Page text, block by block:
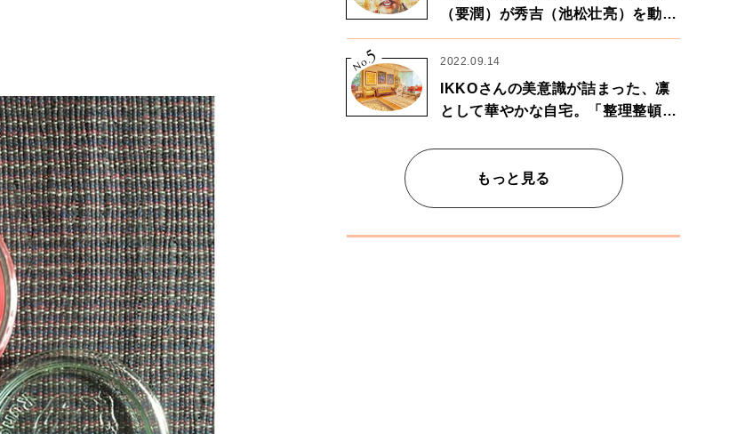
（要潤）が秀吉（池松壮亮）を動か
す。天下に向けた兄弟の分岐点。
No.
5 2022.09.14
IKKOさんの美意識が詰まった、凛
として華やかな自宅。「整理整頓は
もっと見る